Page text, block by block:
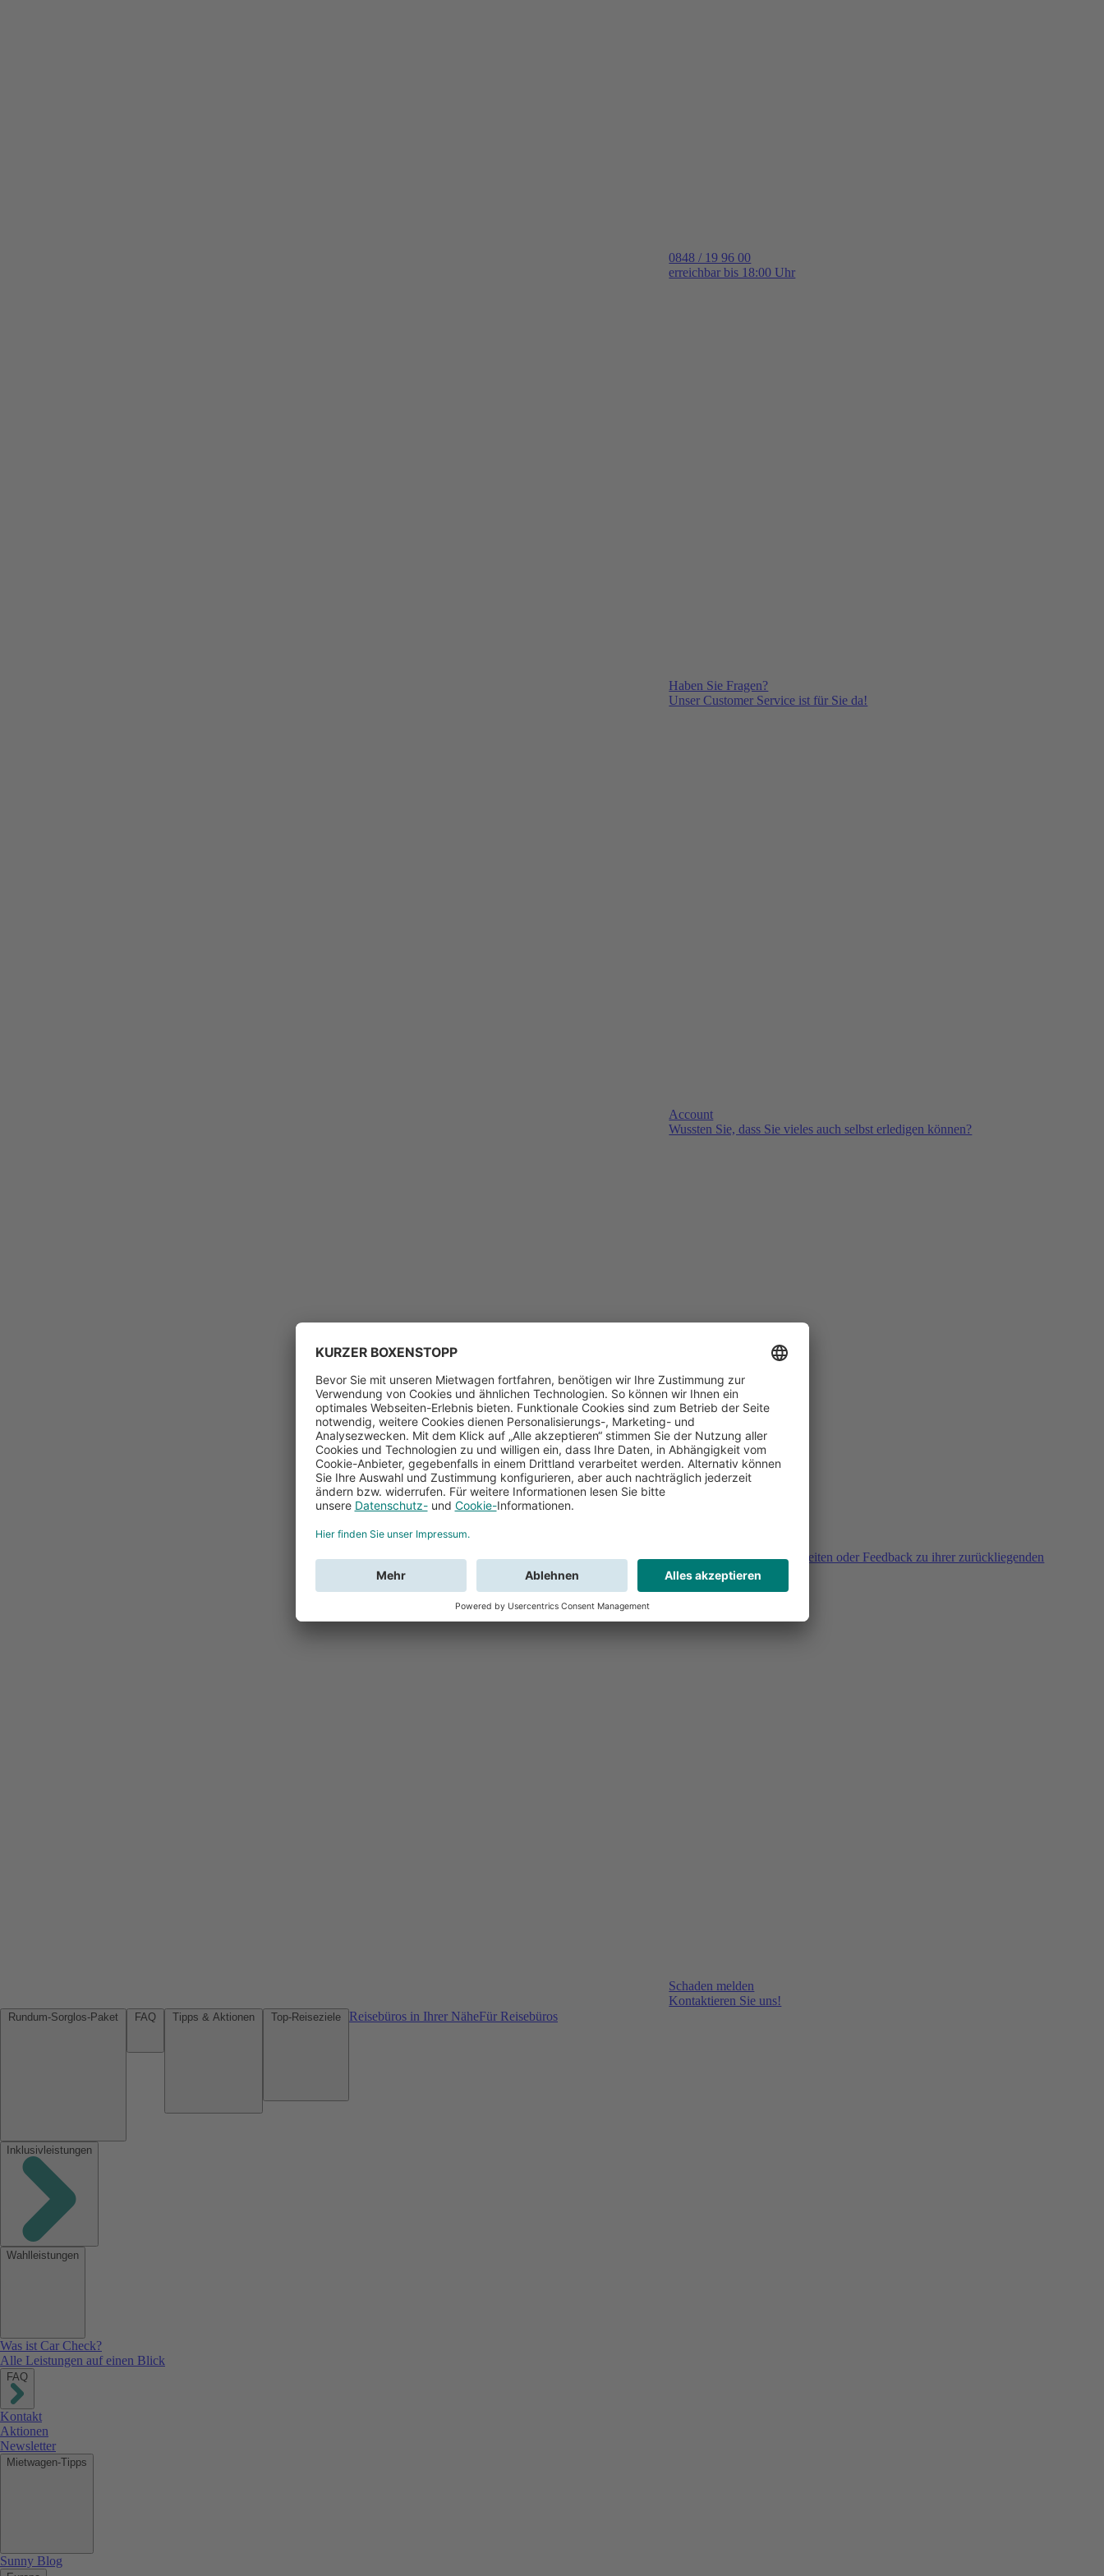
0848 / 19 96 00
erreichbar bis 18:00 Uhr
Haben Sie Fragen?
Unser Customer Service ist für Sie da!
Account
Wussten Sie, dass Sie vieles auch selbst erledigen können?
Sie haben Fragen, Unklarheiten oder Feedback zu ihrer zurückliegenden
Buchung?
Schaden melden
Kontaktieren Sie uns!
Reisebüros in Ihrer NäheFür Reisebüros
Inklusivleistungen
Wahlleistungen
Was ist Car Check?
Alle Leistungen auf einen Blick
FAQ
Kontakt
Aktionen
Newsletter
Mietwagen-Tipps
Sunny Blog